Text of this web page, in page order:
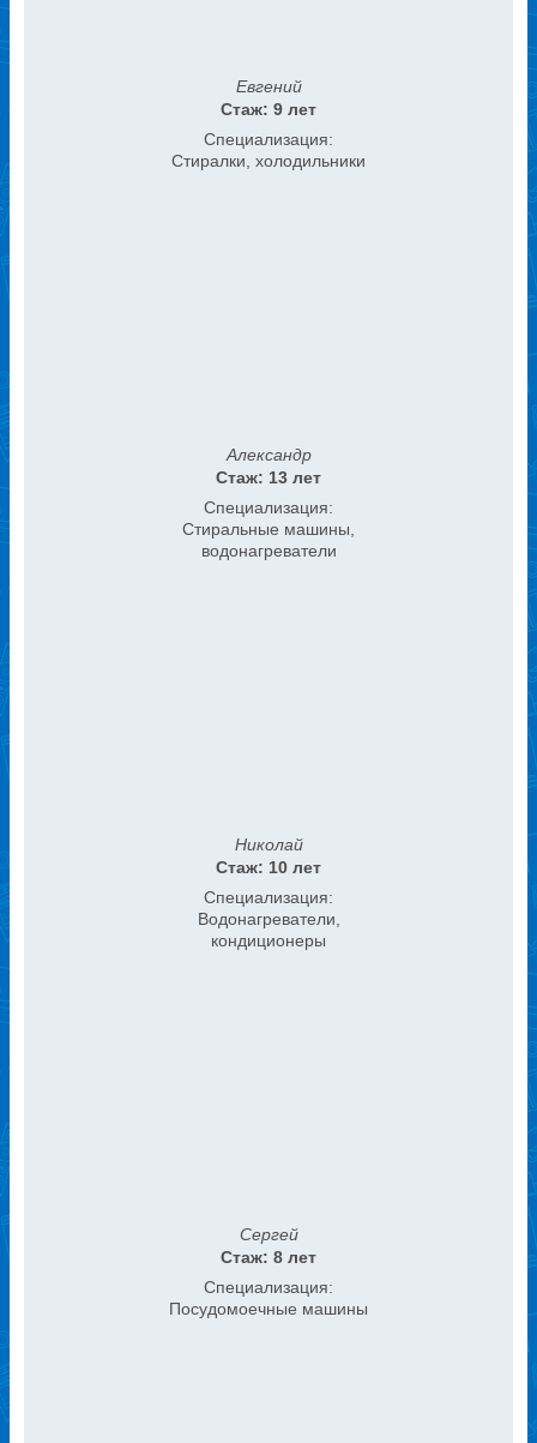
Евгений
Стаж: 9 лет
Специализация:
Стиралки, холодильники
Александр
Стаж: 13 лет
Специализация:
Стиральные машины,
водонагреватели
Николай
Стаж: 10 лет
Специализация:
Водонагреватели,
кондиционеры
Сергей
Стаж: 8 лет
Специализация:
Посудомоечные машины